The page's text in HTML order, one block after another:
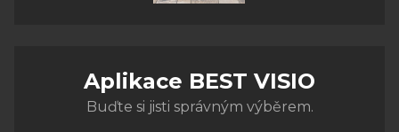
Aplikace BEST VISIO
Buďte si jisti správným výběrem.